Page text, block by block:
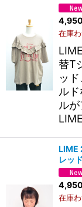
4,950
在庫
替T
ッ
ル
ル
LIME
レッ
4,950
在庫